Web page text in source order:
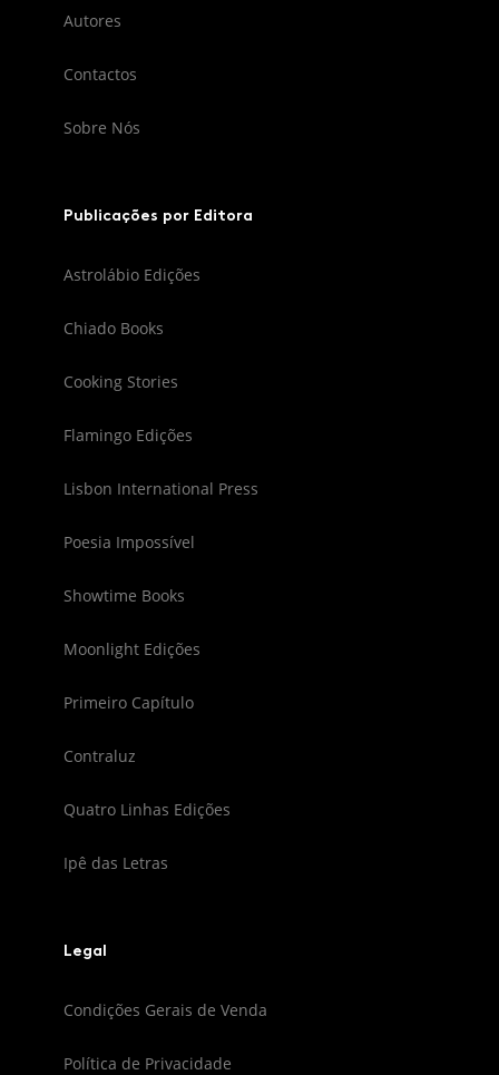
Autores
Contactos
Sobre Nós
Publicações por Editora
Astrolábio Edições
Chiado Books
Cooking Stories
Flamingo Edições
Lisbon International Press
Poesia Impossível
Showtime Books
Moonlight Edições
Primeiro Capítulo
Contraluz
Quatro Linhas Edições
Ipê das Letras
Legal
Condições Gerais de Venda
Política de Privacidade